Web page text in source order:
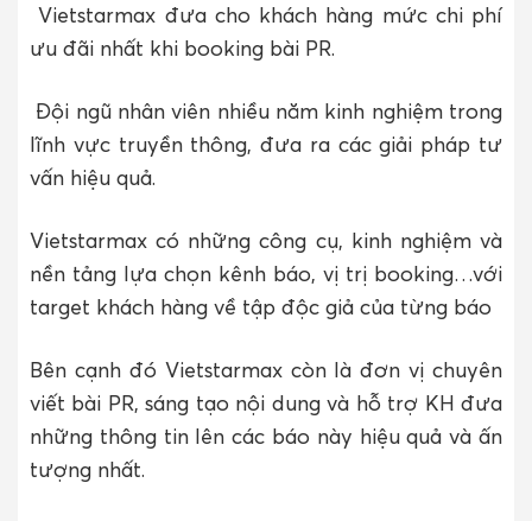
Vietstarmax đưa cho khách hàng mức chi phí
ưu đãi nhất khi booking bài PR.
Đội ngũ nhân viên nhiều năm kinh nghiệm trong
lĩnh vực truyền thông, đưa ra các giải pháp tư
vấn hiệu quả.
Vietstarmax có những công cụ, kinh nghiệm và
nền tảng lựa chọn kênh báo, vị trị booking…với
target khách hàng về tập độc giả của từng báo
Bên cạnh đó Vietstarmax còn là đơn vị chuyên
viết bài PR, sáng tạo nội dung và hỗ trợ KH đưa
những thông tin lên các báo này hiệu quả và ấn
tượng nhất.